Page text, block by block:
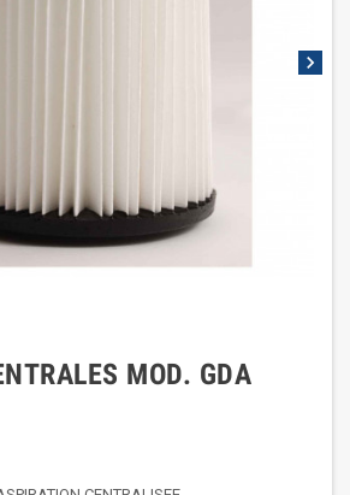
chevron_right
MOD. GDA